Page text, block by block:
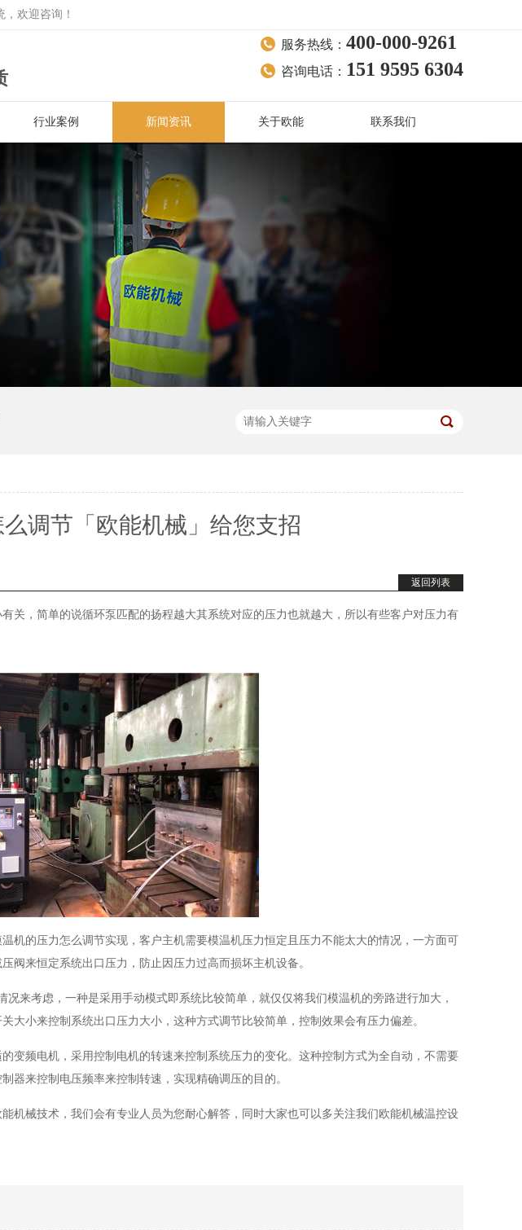
，欢迎咨询！
服务热线： 400-000-9261
咨询电话： 151 9595 6304
行业案例 新闻资讯 关于欧能 联系我们
调节「欧能机械」给您支招
返回列表
关，简单的说循环泵匹配的扬程越大其系统对应的压力也就越大，所以有些客户对压力有
机的压力怎么调节实现，客户主机需要模温机压力恒定且压力不能太大的情况，一方面可
阀来恒定系统出口压力，防止因压力过高而损坏主机设备。
来考虑，一种是采用手动模式即系统比较简单，就仅仅将我们模温机的旁路进行加大，
大小来控制系统出口压力大小，这种方式调节比较简单，控制效果会有压力偏差。
变频电机，采用控制电机的转速来控制系统压力的变化。这种控制方式为全自动，不需要
器来控制电压频率来控制转速，实现精确调压的目的。
机械技术，我们会有专业人员为您耐心解答，同时大家也可以多关注我们欧能机械温控设